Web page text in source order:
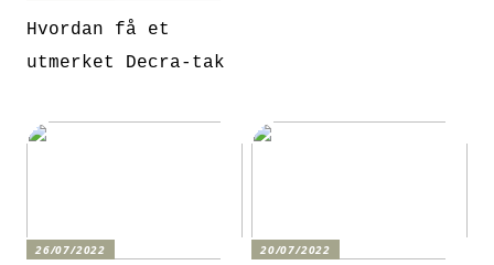
Hvordan få et
utmerket Decra-tak
26/07/2022 20/07/2022